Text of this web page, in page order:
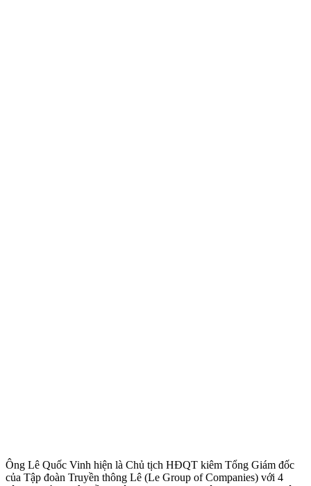
Ông Lê Quốc Vinh hiện là Chủ tịch HĐQT kiêm Tổng Giám đốc
của Tập đoàn Truyền thông Lê (Le Group of Companies) với 4